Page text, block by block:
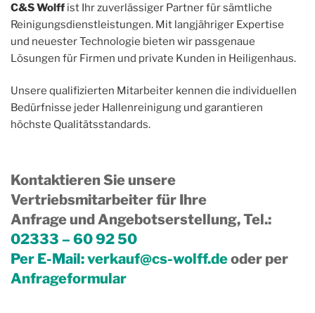
C&S Wolff ist Ihr zuverlässiger Partner für sämtliche
Reinigungsdienstleistungen. Mit langjähriger Expertise
und neuester Technologie bieten wir passgenaue
Lösungen für Firmen und private Kunden in Heiligenhaus.
Unsere qualifizierten Mitarbeiter kennen die individuellen
Bedürfnisse jeder Hallenreinigung und garantieren
höchste Qualitätsstandards.
Kontaktieren Sie unsere
Vertriebsmitarbeiter für Ihre
Anfrage und Angebotserstellung, Tel.:
02333 – 60 92 50
Per E-Mail:verkauf@cs-wolff.deoder per
Anfrageformular